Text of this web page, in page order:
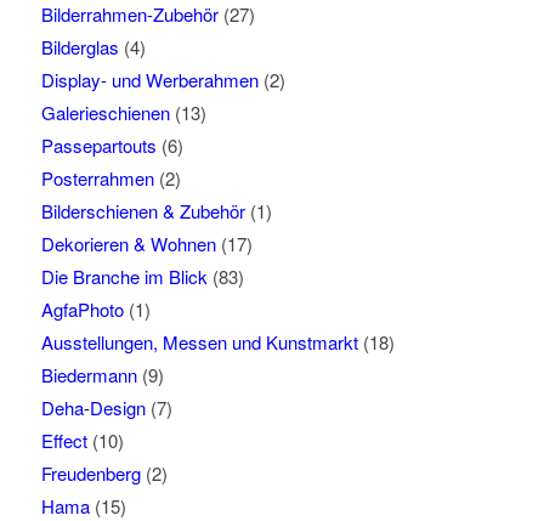
Bilderrahmen-Zubehör(27)
Bilderglas (4)
Display- und Werberahmen(2)
Galerieschienen(13)
Passepartouts (6)
Posterrahmen(2)
Bilderschienen & Zubehör(1)
Dekorieren & Wohnen(17)
Die Branche im Blick(83)
AgfaPhoto(1)
Ausstellungen, Messen und Kunstmarkt(18)
Biedermann(9)
Deha-Design(7)
Effect(10)
Freudenberg(2)
Hama(15)